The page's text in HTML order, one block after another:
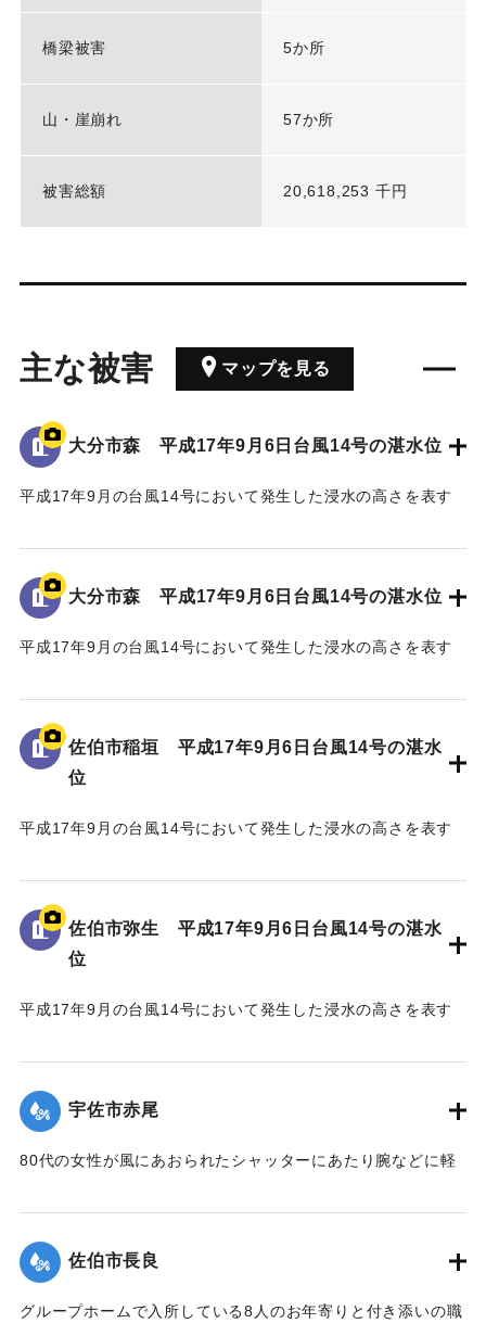
橋梁被害 5か所
山・崖崩れ 57か所
被害総額 20,618,253 千円
主な被害 マップを見る
大分市森 平成17年9月6日台風14号の湛水位
平成17年9月の台風14号において発生した浸水の高さを表す
地面から1メートルの位置に湛水位が示されている。
｜固有コード:01127011
大分市森 平成17年9月6日台風14号の湛水位
平成17年9月の台風14号において発生した浸水の高さを表す
地面から1.2メートルの位置に湛水位が示されている。
｜固有コード: 01127010
佐伯市稲垣 平成17年9月6日台風14号の湛水
位
平成17年9月の台風14号において発生した浸水の高さを表す
道路から約1.5メートルの位置に湛水位が示されている。
｜固有コード: 01127009
佐伯市弥生 平成17年9月6日台風14号の湛水
位
平成17年9月の台風14号において発生した浸水の高さを表す
道路から約２メートルの位置に湛水位が示されている。
｜固有コード:01127008
宇佐市赤尾
80代の女性が風にあおられたシャッターにあたり腕などに軽
佐伯市長良
グループホームで入所している8人のお年寄りと付き添いの職